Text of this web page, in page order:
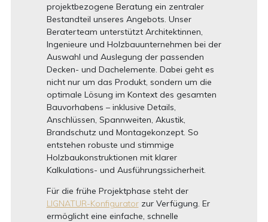
projektbezogene Beratung ein zentraler
Bestandteil unseres Angebots. Unser
Beraterteam unterstützt Architektinnen,
Ingenieure und Holzbauunternehmen bei der
Auswahl und Auslegung der passenden
Decken- und Dachelemente. Dabei geht es
nicht nur um das Produkt, sondern um die
optimale Lösung im Kontext des gesamten
Bauvorhabens – inklusive Details,
Anschlüssen, Spannweiten, Akustik,
Brandschutz und Montagekonzept. So
entstehen robuste und stimmige
Holzbaukonstruktionen mit klarer
Kalkulations- und Ausführungssicherheit.
Für die frühe Projektphase steht der
LIGNATUR-Konfiguratorzur Verfügung. Er
ermöglicht eine einfache, schnelle